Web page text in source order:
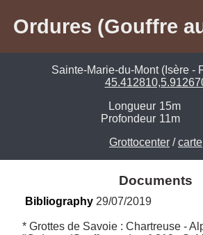
Ordures (Gouffre
Sainte-Marie-du-Mont (Isère -
Longueur 15m
Profondeur 11m
Grottocenter /carte
Documents
Bibliography 29/07/2019
* Grottes de Savoie : Chartreuse -